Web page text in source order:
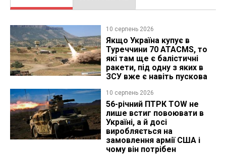
10 серпень 2026
Якщо Україна купує в
Туреччини 70 ATACMS, то
які там ще є балістичні
ракети, під одну з яких в
ЗСУ вже є навіть пускова
10 серпень 2026
56-річний ПТРК TOW не
лише встиг повоювати в
Україні, а й досі
виробляється на
замовлення армії США і
чому він потрібен